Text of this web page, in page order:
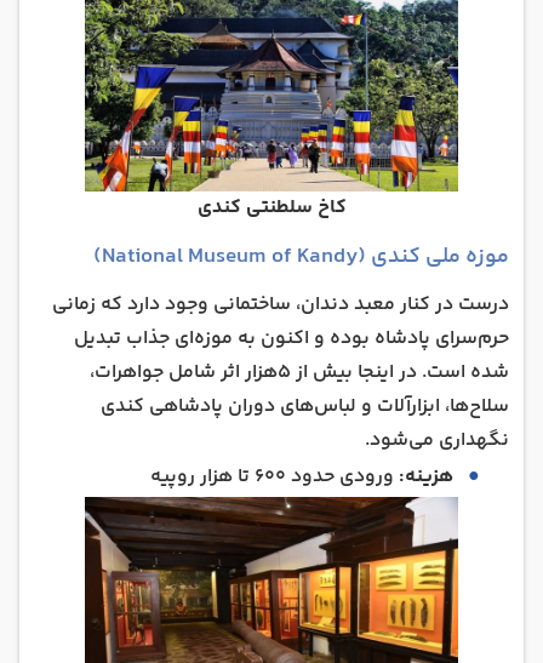
کاخ سلطنتی کندی
موزه ملی کندی (National Museum of Kandy)
درست در کنار معبد دندان، ساختمانی وجود دارد که زمانی
حرم‌سرای پادشاه بوده و اکنون به موزه‌ای جذاب تبدیل
شده است. در اینجا بیش از ۵هزار اثر شامل جواهرات،
سلاح‌ها، ابزارآلات و لباس‌های دوران پادشاهی کندی
نگهداری می‌شود.
هزینه: ورودی حدود ۶۰۰ تا هزار روپیه